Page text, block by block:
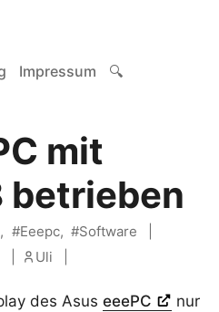
Impressum 🔍
mit
betrieben
Eeepc
Software
Uli
des Asus eeePC
nur